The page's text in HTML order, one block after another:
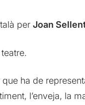
per Joan
que ha de
l’enveja, la